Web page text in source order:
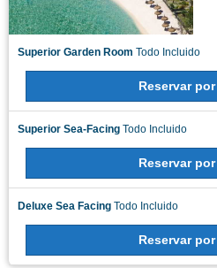
Superior Garden Room Todo Incluido
Reservar por
Superior Sea-Facing Todo Incluido
Reservar por
Deluxe Sea Facing Todo Incluido
Reservar por